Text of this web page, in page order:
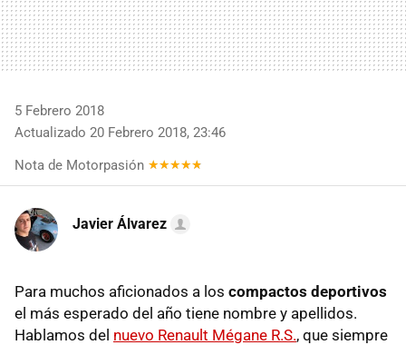
5 Febrero 2018
Actualizado 20 Febrero 2018, 23:46
Nota de Motorpasión
Javier Álvarez
Para muchos aficionados a los compactos deportivos
el más esperado del año tiene nombre y apellidos.
Hablamos del nuevo Renault Mégane R.S., que siempre